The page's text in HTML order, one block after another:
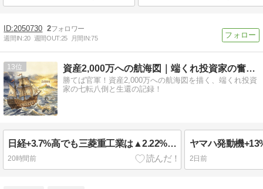
2050730 2
週間IN:20 週間OUT:25 月間IN:75
13 資産2,000万への航海図｜端くれ投資家の奮闘記
勝てば官軍！資産2,000万への航海図を描く、端くれ投資
家の七転八倒と生還の記録！
日経+3.7%高でも三菱重工業は▲2.22%、ヤマハ発動機+19.46%が全部持っていった日
20時間前 2日前